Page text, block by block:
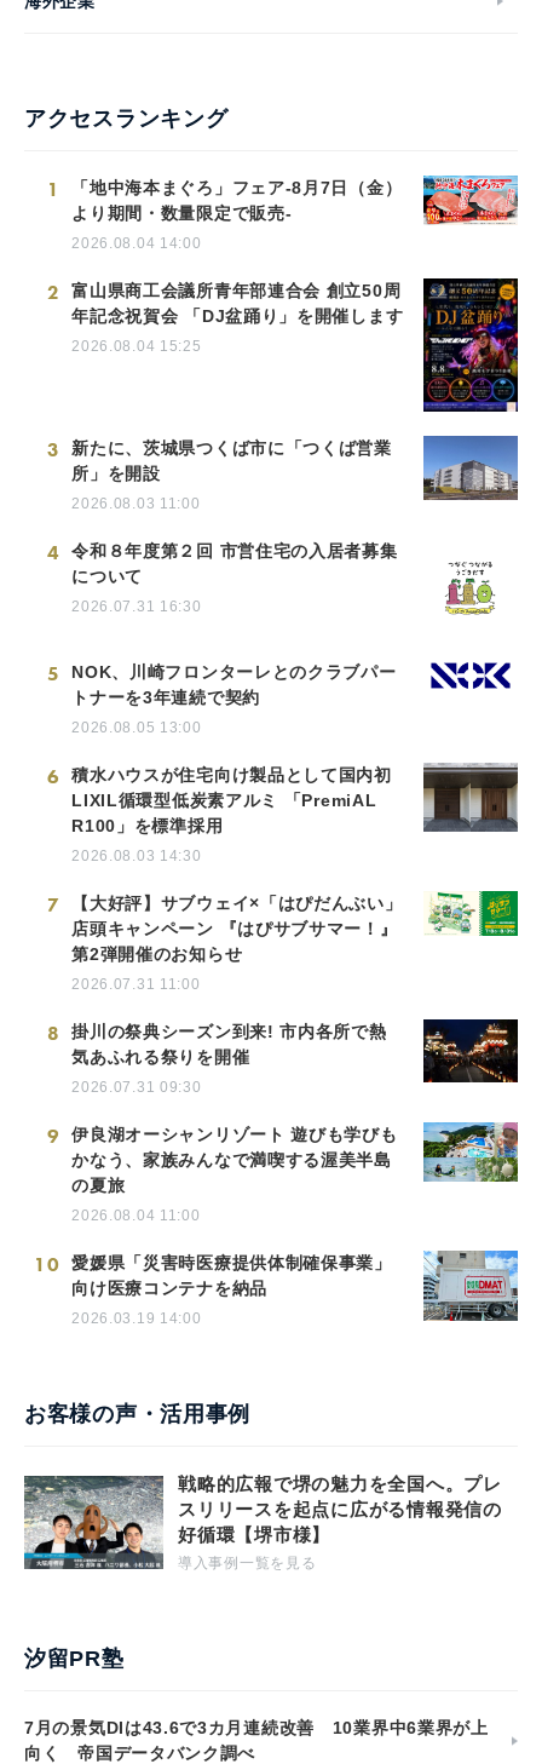
アクセスランキング
1
「地中海本まぐろ」フェア-8月7日（金）
より期間・数量限定で販売-
2026.08.04 14:00
2
富山県商工会議所青年部連合会 創立50周
年記念祝賀会 「DJ盆踊り」を開催します
2026.08.04 15:25
3
新たに、茨城県つくば市に「つくば営業
所」を開設
2026.08.03 11:00
4
令和８年度第２回 市営住宅の入居者募集
について
2026.07.31 16:30
5
NOK、川崎フロンターレとのクラブパー
トナーを3年連続で契約
2026.08.05 13:00
6
積水ハウスが住宅向け製品として国内初
LIXIL循環型低炭素アルミ 「PremiAL
R100」を標準採用
2026.08.03 14:30
7
【大好評】サブウェイ×「はぴだんぶい」
店頭キャンペーン 『はぴサブサマー！』
第2弾開催のお知らせ
2026.07.31 11:00
8
掛川の祭典シーズン到来! 市内各所で熱
気あふれる祭りを開催
2026.07.31 09:30
9
伊良湖オーシャンリゾート 遊びも学びも
かなう、家族みんなで満喫する渥美半島
の夏旅
2026.08.04 11:00
10
愛媛県「災害時医療提供体制確保事業」
向け医療コンテナを納品
2026.03.19 14:00
お客様の声・活用事例
戦略的広報で堺の魅力を全国へ。プレ
スリリースを起点に広がる情報発信の
好循環【堺市様】
導入事例一覧を見る
汐留PR塾
7月の景気DIは43.6で3カ月連続改善 10業界中6業界が上
向く 帝国データバンク調べ